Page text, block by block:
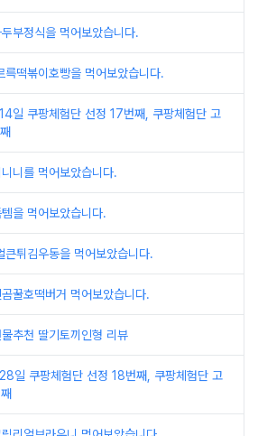
부정식을 먹어보았습니다.
떡볶이호빵을 먹어보았습니다.
일 쿠팡체험단 선정 17번째, 쿠팡체험단 고
니를 먹어보았습니다.
을 먹어보았습니다.
튀김우동을 먹어보았습니다.
꿀호떡버거 먹어보았습니다.
추천 딸기토끼인형 리뷰
일 쿠팡체험단 선정 18번째, 쿠팡체험단 고